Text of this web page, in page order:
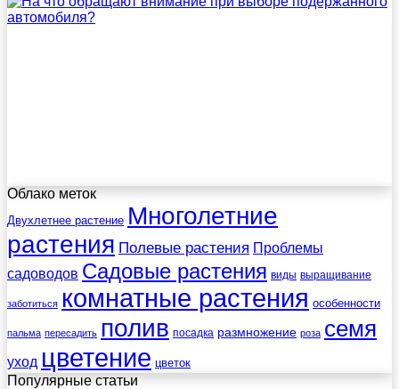
Облако меток
Двухлетнее растение Многолетние
растения Полевые растения Проблемы
садоводов Садовые растения виды выращивание
заботиться комнатные растения особенности
пальма пересадить полив посадка размножение роза семя
уход цветение цветок
Популярные статьи